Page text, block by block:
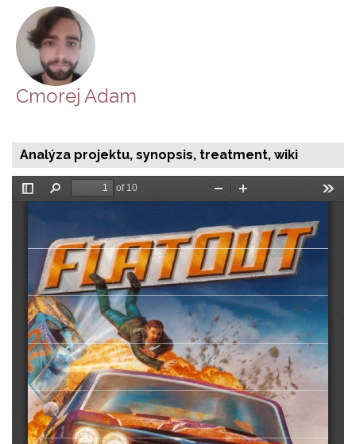
Cmorej Adam
Analýza projektu, synopsis, treatment, wiki